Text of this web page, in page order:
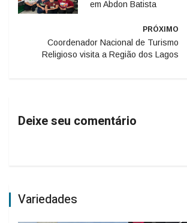
em Abdon Batista
PRÓXIMO
Coordenador Nacional de Turismo
Religioso visita a Região dos Lagos
Deixe seu comentário
Variedades